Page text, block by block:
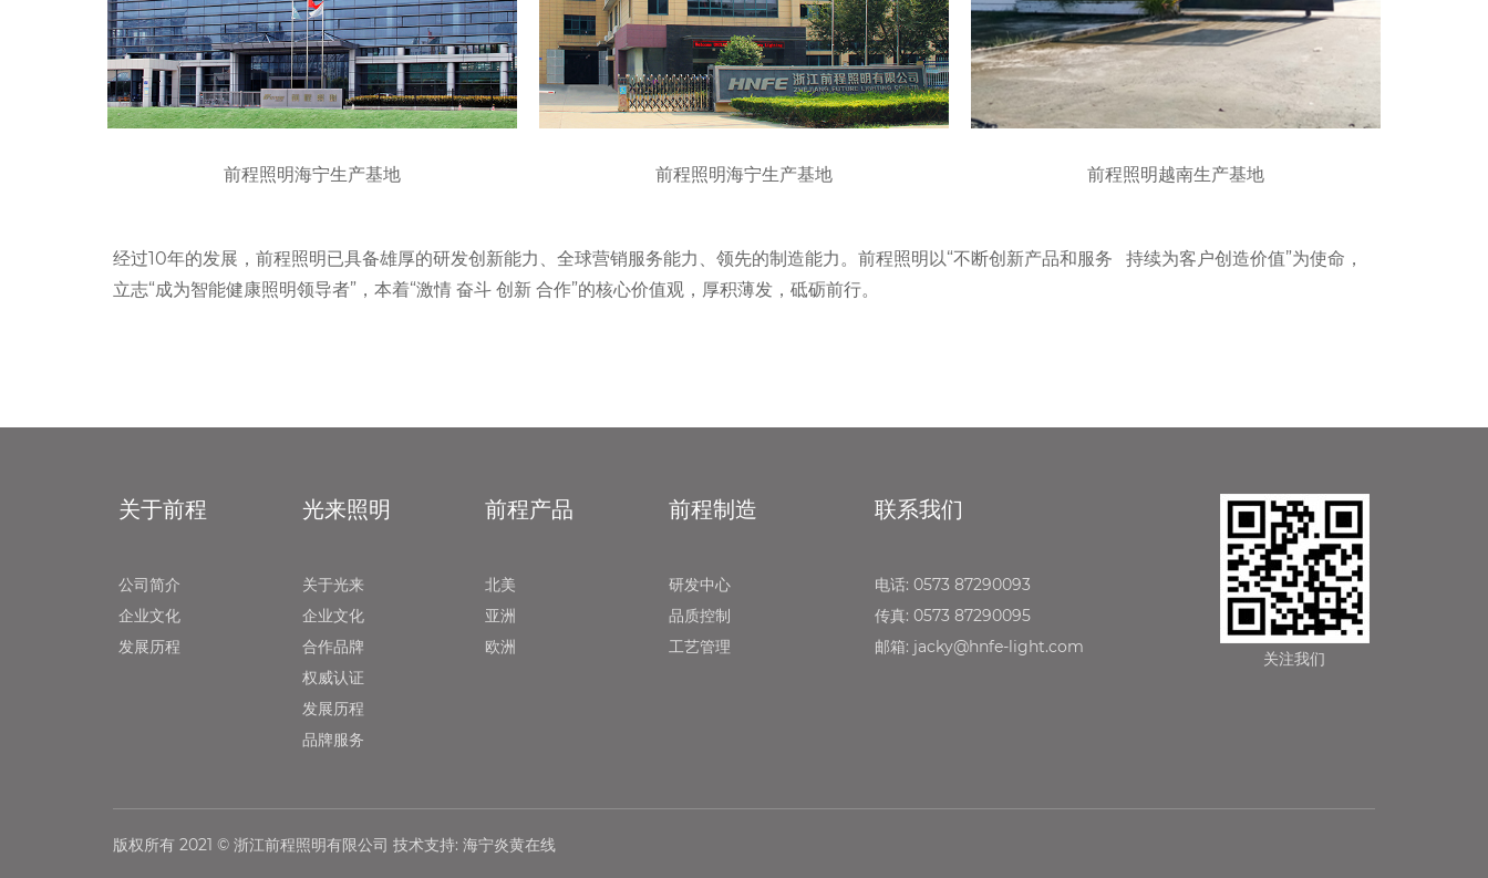
前程照明海宁生产基地 前程照明海宁生产基地 前程照明越南生产基地
经过10年的发展，前程照明已具备雄厚的研发创新能力、全球营销服务能力、领先的制造能力。前程照明以“不断创新产品和服务 持续为客户创造价值”为使命，
立志“成为智能健康照明领导者”，本着“激情 奋斗 创新 合作”的核心价值观，厚积薄发，砥砺前行。
关于前程
公司简介
企业文化
发展历程
光来照明
关于光来
企业文化
合作品牌
权威认证
发展历程
品牌服务
前程产品
北美
亚洲
欧洲
前程制造
研发中心
品质控制
工艺管理
联系我们
电话: 0573 87290093
传真: 0573 87290095
邮箱: jacky@hnfe-light.com
关注我们
版权所有 2021 © 浙江前程照明有限公司 技术支持: 海宁炎黄在线